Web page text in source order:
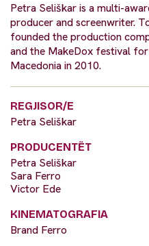
Petra Seliškar is a multi-
producer and screenwriter.
founded the production
and the MakeDox festival
Macedonia in 2010.
REGJISOR/E
Petra Seliškar
PRODUCENTËT
Petra Seliškar
Sara Ferro
Victor Ede
KINEMATOGRAFIA
Brand Ferro